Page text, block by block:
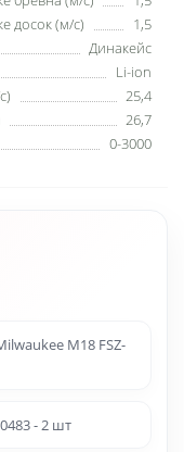
досок (м/с)
1,5
Динакейс
Li-ion
25,4
26,7
0-3000
M18 FSZ-
- 2 шт